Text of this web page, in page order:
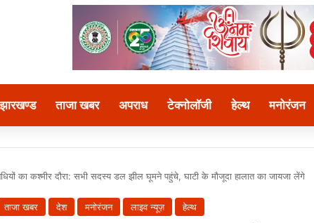
No.1 News Channel
झारखण्ड ताजा खबर अपराध टेक्नोलॉजी हेल्थ मनोरंजन
का कश्मीर दौरा: सभी सदस्य डल झील घूमने पहुंचे, घाटी के मौजूदा हालात का जायजा लेंगे
ताजा खबर देश मनोरंजन लाइव न्यूज़ हेल्थ